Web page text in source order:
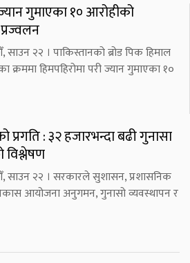
गुमाएका १० आरोहीको
साउन २२ । पाकिस्तानको ब्रोड पिक हिमाल
क्रममा हिमपहिरोमा परी ज्यान गुमाएका १०
प्रगति : ३२ हजारभन्दा बढी गुनासा
साउन २२ । सरकारले सुशासन, प्रशासनिक
आयोजना अनुगमन, गुनासो व्यवस्थापन र